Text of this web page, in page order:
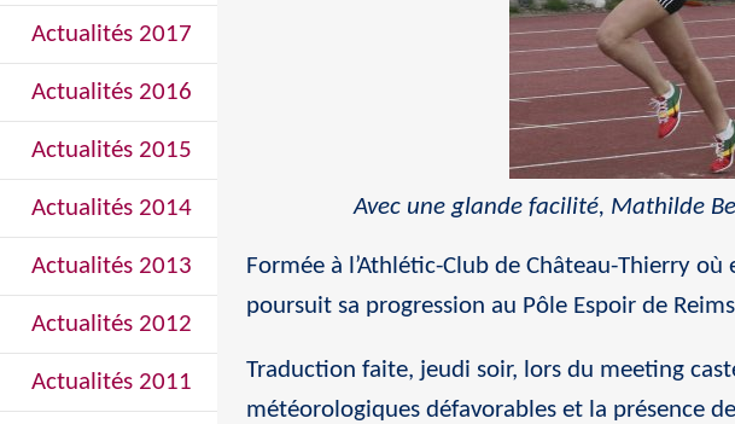
Avec une glande facilité, Mathilde
Formée à l’Athlétic-Club de Château-Thierry
poursuit sa progression au Pôle Espoir de
Traduction faite, jeudi soir, lors du meeting
météorologiques défavorables et la présence
Actualités 2017
Actualités 2016
Actualités 2015
Actualités 2014
Actualités 2013
Actualités 2012
Actualités 2011